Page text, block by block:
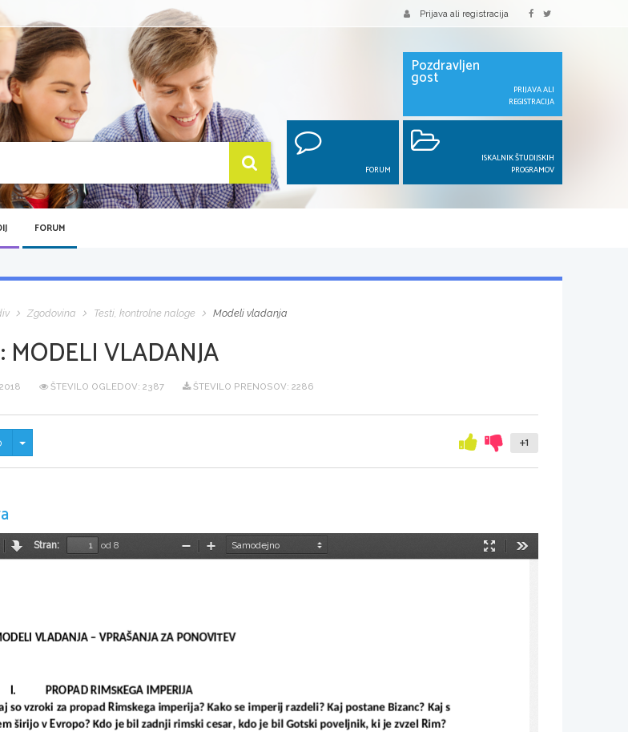
Prijava ali registracija
Pozdravljen
gost
PRIJAVA ALI
REGISTRACIJA
FORUM
ISKALNIK ŠTUDIJSKIH
PROGRAMOV
FORUM
Zgodovina Testi, kontrolne naloge Modeli vladanja
MODELI VLADANJA
ŠTEVILO OGLEDOV: 2387 ŠTEVILO PRENOSOV: 2286
Skrij/prikaži meni +1
Naprej
Stran:
od 8
Način
PomanjšajPovečaj
VLADANJA – VPRAŠANJA ZA PONOVITEV
I.
PROPAD RIMSKEGA IMPERIJA
so vzroki za propad Rimskega imperija? Kako se imperij razdeli? Kaj postane Bizanc? Kaj s
širijo v Evropo? Kdo je bil zadnji rimski cesar, kdo je bil Gotski poveljnik, ki je zvzel Rim?